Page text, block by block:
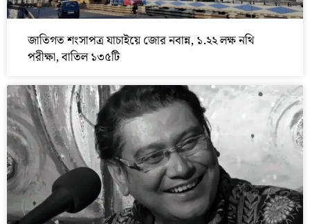
জাতিগত শংসাপত্র যাচাইয়ে জোর নবান্ন, ১.২২ লক্ষ নথি
পরীক্ষা, বাতিল ১৩৫টি